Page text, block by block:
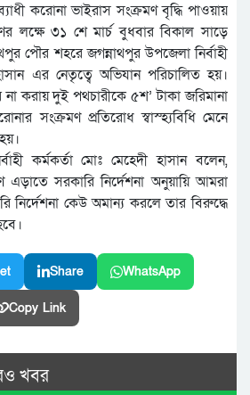
করোনা ভাইরাস সংক্রমণ বৃদ্ধি পাওয়ায়
লক্ষে ৩১ শে মার্চ বুধবার বিকাল সাড়ে
পৌর শহরে জগন্নাথপুর উপজেলা নির্বাহী
এর নেতৃত্বে অভিযান পরিচালিত হয়।
করায় দুই পথচারীকে ৫শ’ টাকা জরিমানা
সংক্রমণ প্রতিরোধ স্বাস্হ্যবিধি মেনে
কর্মকর্তা মোঃ মেহেদী হাসান বলেন,
সরকারি নির্দেশনা অনুয়ায়ি আমরা
নির্দেশনা কেউ অমান্য করলে তার বিরুদ্ধে
Share WhatsApp
Copy Link
খবর